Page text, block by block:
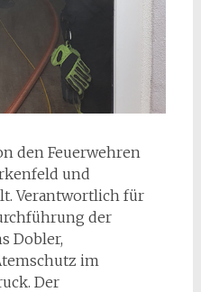
den Feuerwehren
und
Verantwortlich für
der
Dobler,
im
Der